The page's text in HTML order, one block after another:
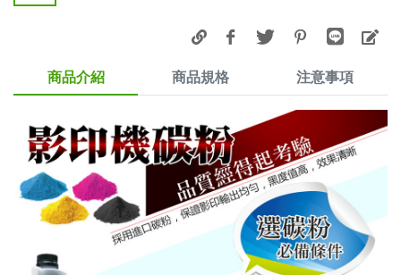
商品介紹 商品規格 注意事項